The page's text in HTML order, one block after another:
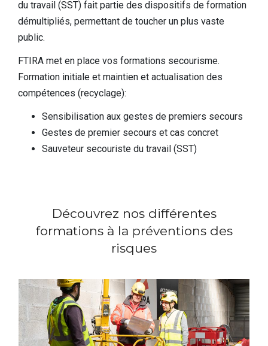
du travail (SST) fait partie des dispositifs de formation
démultipliés, permettant de toucher un plus vaste
public.
FTIRA met en place vos formations secourisme.
Formation initiale et maintien et actualisation des
compétences (recyclage):
Sensibilisation aux gestes de premiers secours
Gestes de premier secours et cas concret
Sauveteur secouriste du travail (SST)
Découvrez nos différentes
formations à la préventions des
risques